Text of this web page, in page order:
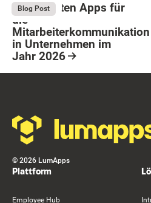
August 4, 2026
Blog Post
Die 9 besten Apps für
die
Mitarbeiterkommunikation
in Unternehmen im
Jahr 2026
© 2026 LumApps
Plattform
Employee Hub